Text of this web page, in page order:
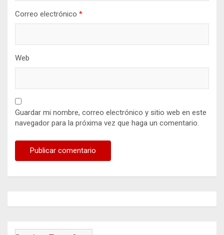
Correo electrónico *
Web
Guardar mi nombre, correo electrónico y sitio web en este
navegador para la próxima vez que haga un comentario.